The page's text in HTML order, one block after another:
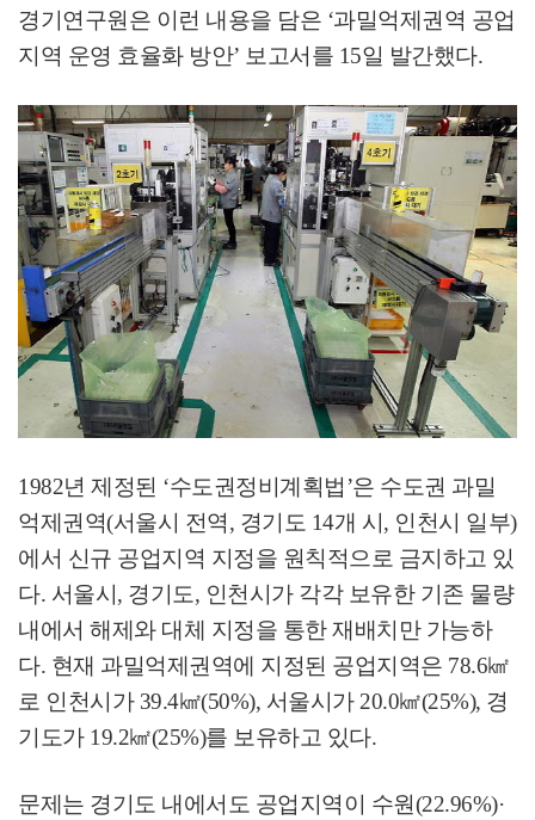
경기연구원은 이런 내용을 담은 ‘과밀억제권역 공업
지역 운영 효율화 방안’ 보고서를 15일 발간했다.
1982년 제정된 ‘수도권정비계획법’은 수도권 과밀
억제권역(서울시 전역, 경기도 14개 시, 인천시 일부)
에서 신규 공업지역 지정을 원칙적으로 금지하고 있
다. 서울시, 경기도, 인천시가 각각 보유한 기존 물량
내에서 해제와 대체 지정을 통한 재배치만 가능하
다. 현재 과밀억제권역에 지정된 공업지역은 78.6㎢
로 인천시가 39.4㎢(50%), 서울시가 20.0㎢(25%), 경
기도가 19.2㎢(25%)를 보유하고 있다.
문제는 경기도 내에서도 공업지역이 수원(22.96%)·